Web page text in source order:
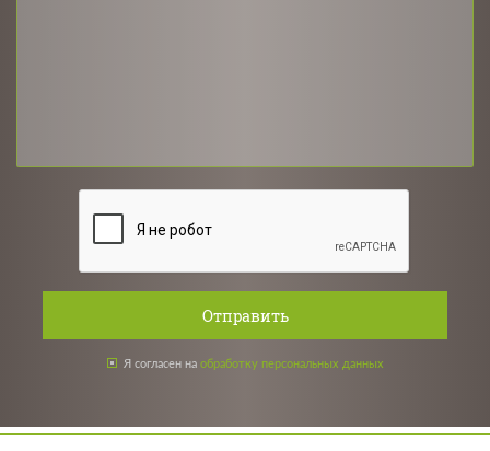
Отправить
Я согласен на обработку персональных данных